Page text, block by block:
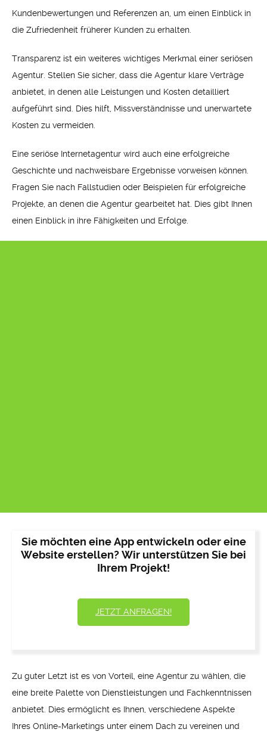
Kundenbewertungen und Referenzen an, um einen Einblick in
die Zufriedenheit früherer Kunden zu erhalten.
Transparenz ist ein weiteres wichtiges Merkmal einer seriösen
Agentur. Stellen Sie sicher, dass die Agentur klare Verträge
anbietet, in denen alle Leistungen und Kosten detailliert
aufgeführt sind. Dies hilft, Missverständnisse und unerwartete
Kosten zu vermeiden.
Eine seriöse Internetagentur wird auch eine erfolgreiche
Geschichte und nachweisbare Ergebnisse vorweisen können.
Fragen Sie nach Fallstudien oder Beispielen für erfolgreiche
Projekte, an denen die Agentur gearbeitet hat. Dies gibt Ihnen
einen Einblick in ihre Fähigkeiten und Erfolge.
Sie möchten eine App entwickeln oder eine
Website erstellen? Wir unterstützen Sie bei
Ihrem Projekt!
JETZT ANFRAGEN!
Zu guter Letzt ist es von Vorteil, eine Agentur zu wählen, die
eine breite Palette von Dienstleistungen und Fachkenntnissen
anbietet. Dies ermöglicht es Ihnen, verschiedene Aspekte
Ihres Online-Marketings unter einem Dach zu vereinen und